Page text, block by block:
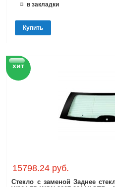
в закладки
Купить
хит
15798.24 руб.
Стекло с заменой Заднее